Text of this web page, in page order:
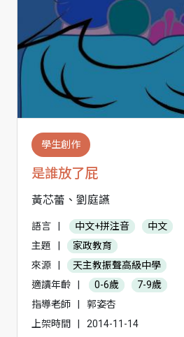
學生創作
是誰放了屁
黃芯蕾、劉庭讌
語言 中文+拼注音
中文
主題
家政教育
來源
天主教振聲高級中學
適讀年齡
0-6歲
7-9歲
指導老師
郭姿杏
上架時間
2014-11-14